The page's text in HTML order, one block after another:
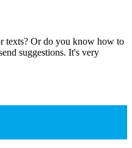
texts? Or do you know how to
suggestions. It's very